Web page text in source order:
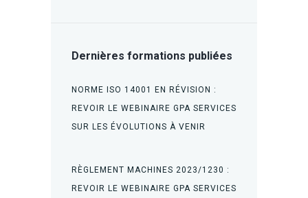
Dernières formations publiées
NORME ISO 14001 EN RÉVISION :
REVOIR LE WEBINAIRE GPA SERVICES
SUR LES ÉVOLUTIONS À VENIR
RÈGLEMENT MACHINES 2023/1230 :
REVOIR LE WEBINAIRE GPA SERVICES